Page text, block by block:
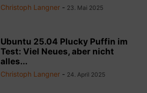
Christoph Langner - 23. Mai 2025
Ubuntu 25.04 Plucky Puffin im
Test: Viel Neues, aber nicht
alles...
Christoph Langner - 24. April 2025